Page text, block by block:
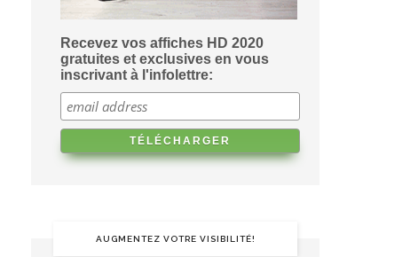
Recevez vos affiches HD 2020
gratuites et exclusives en vous
inscrivant à l'infolettre:
AUGMENTEZ VOTRE VISIBILITÉ!